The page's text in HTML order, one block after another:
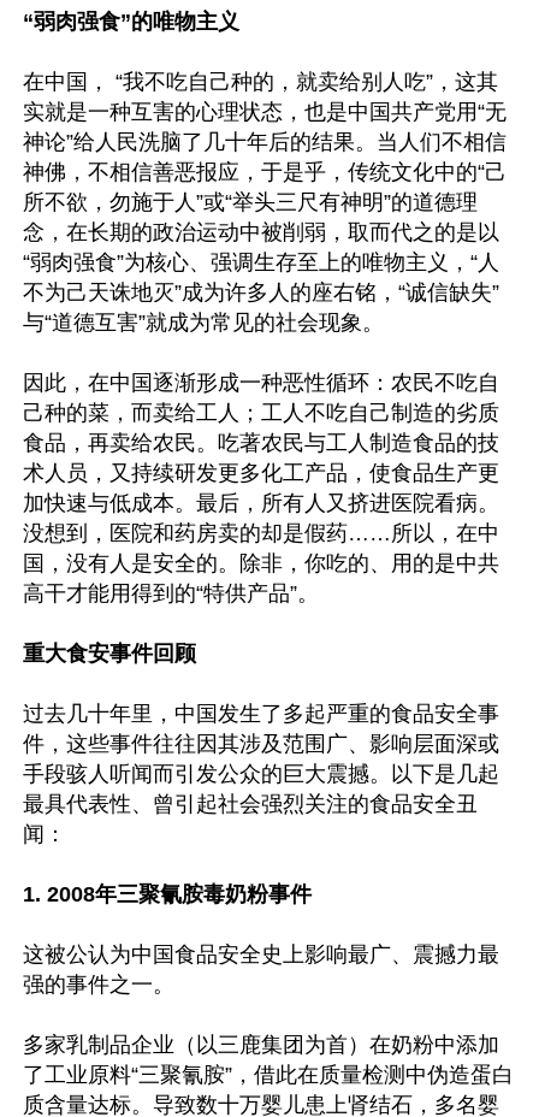
“弱肉强食”的唯物主义
在中国， “我不吃自己种的，就卖给别人吃”，这其
实就是一种互害的心理状态，也是中国共产党用“无
神论”给人民洗脑了几十年后的结果。当人们不相信
神佛，不相信善恶报应，于是乎，传统文化中的“己
所不欲，勿施于人”或“举头三尺有神明”的道德理
念，在长期的政治运动中被削弱，取而代之的是以
“弱肉强食”为核心、强调生存至上的唯物主义，“人
不为己天诛地灭”成为许多人的座右铭，“诚信缺失”
与“道德互害”就成为常见的社会现象。
因此，在中国逐渐形成一种恶性循环：农民不吃自
己种的菜，而卖给工人；工人不吃自己制造的劣质
食品，再卖给农民。吃著农民与工人制造食品的技
术人员，又持续研发更多化工产品，使食品生产更
加快速与低成本。最后，所有人又挤进医院看病。
没想到，医院和药房卖的却是假药……所以，在中
国，没有人是安全的。除非，你吃的、用的是中共
高干才能用得到的“特供产品”。
重大食安事件回顾
过去几十年里，中国发生了多起严重的食品安全事
件，这些事件往往因其涉及范围广、影响层面深或
手段骇人听闻而引发公众的巨大震撼。以下是几起
最具代表性、曾引起社会强烈关注的食品安全丑
闻：
1. 2008年三聚氰胺毒奶粉事件
这被公认为中国食品安全史上影响最广、震撼力最
强的事件之一。
多家乳制品企业（以三鹿集团为首）在奶粉中添加
了工业原料“三聚氰胺”，借此在质量检测中伪造蛋白
质含量达标。导致数十万婴儿患上肾结石，多名婴